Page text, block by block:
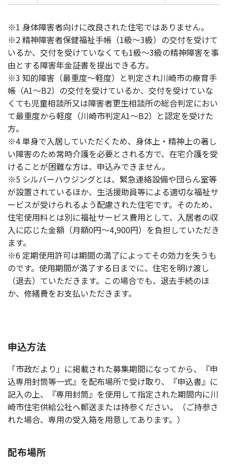
※1 身体障害者向けに改良された住宅ではありません。
※2 精神障害者保健福祉手帳（1級～3級）の交付を受けて
いるか、交付を受けていなくても1級～3級の精神障害を事
由とする障害年金証書を提出できる方。
※3 知的障害（最重度～軽度）と判定され川崎市の療育手
帳（A1～B2）の交付を受けているか、交付を受けていな
くても児童相談所又は障害者更生相談所の総合判定におい
て最重度から軽度（川崎市判定A1～B2）と認定を受けた
方。
※4 単身で入居していただくため、身体上・精神上の著し
い障害のため常時介護を必要とされる方で、在宅介護を受
けることが困難な方は、申込みできません。
※5 シルバーハウジングとは、緊急連絡設備や団らん室等
が設置されているほか、生活援助員等による適切な福祉サ
ービスが受けられるよう配慮された住宅です。そのため、
住宅使用料とは別に福祉サービス費用として、入居者の収
入に応じた金額（月額0円～4,900円）を負担していただき
ます。
※6 定期使用許可は期間の満了によってその効力を失うも
のです。使用期間が満了する日までに、住宅を明け渡し
（退去）ていただきます。この場合でも、退去手続のほ
か、修繕費をお支払いただきます。
申込方法
「市政だより」に掲載された募集期間になってから、『申
込専用封筒等一式』を配布場所で受け取り、『申込書』に
記入の上、『専用封筒』を使用して指定された期間内に川
崎市住宅供給公社へ郵送または持参ください。（ご持参さ
れた場合、専用の受入箱を用意してあります。）
配布場所